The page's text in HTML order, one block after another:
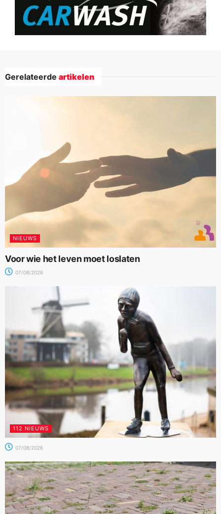
Gerelateerde artikelen
NIEUWS
Voor wie het leven moet loslaten
07/08/2026
112 NIEUWS
07/08/2026